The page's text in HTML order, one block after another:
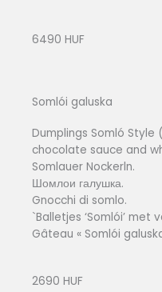
6490 HUF
Somlói galuska
Dumplings Somló
chocolate sauce and
Somlauer Nockerln.
Шомлои галушка.
Gnocchi di somlo.
`Balletjes ‘Somlói’ met
Gâteau « Somlói
2690 HUF